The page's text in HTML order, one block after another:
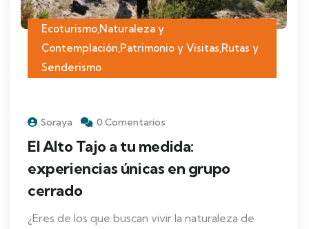
Ecoturismo,Naturaleza y
Contemplación,Patrimonio y Visitas,Rutas y
Senderismo
Soraya 0 Comentarios
El Alto Tajo a tu medida:
experiencias únicas en grupo
cerrado
¿Eres de los que buscan vivir la naturaleza de